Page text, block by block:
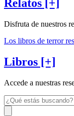
Relatos [+]
Disfruta de nuestros
Los libros de terror
Libros [+]
Accede a nuestras